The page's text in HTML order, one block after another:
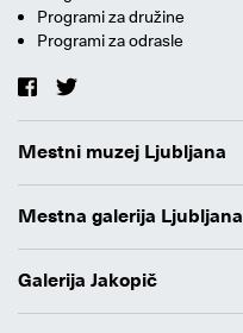
Programi za družine
Programi za odrasle
Mestni muzej Ljubljana
Mestna galerija Ljubljana
Galerija Jakopič